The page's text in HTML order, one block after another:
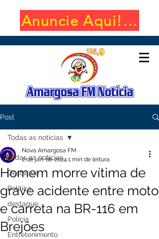
Anuncie Aqui!
Post
Todas as notícias
Destaque
Política
destaque
Polícia
Entretenimento
Todas as notícias
Homem morre vítima de
grave acidente entre moto
e carreta na BR-116 em
Brejões
Nova Amargosa FM
2 de jan. de 2024 1 min de leitura